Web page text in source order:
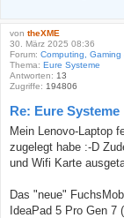
von theXME
30. März 2025 08:36
Forum: Computing, Gaming
Thema: Eure Systeme
Antworten: 13
Zugriffe: 194806
Re: Eure Systeme
Mein Lenovo-Laptop
zugelegt habe :-D
und Wifi Karte
Das "neue"
IdeaPad 5 Pro Gen 7